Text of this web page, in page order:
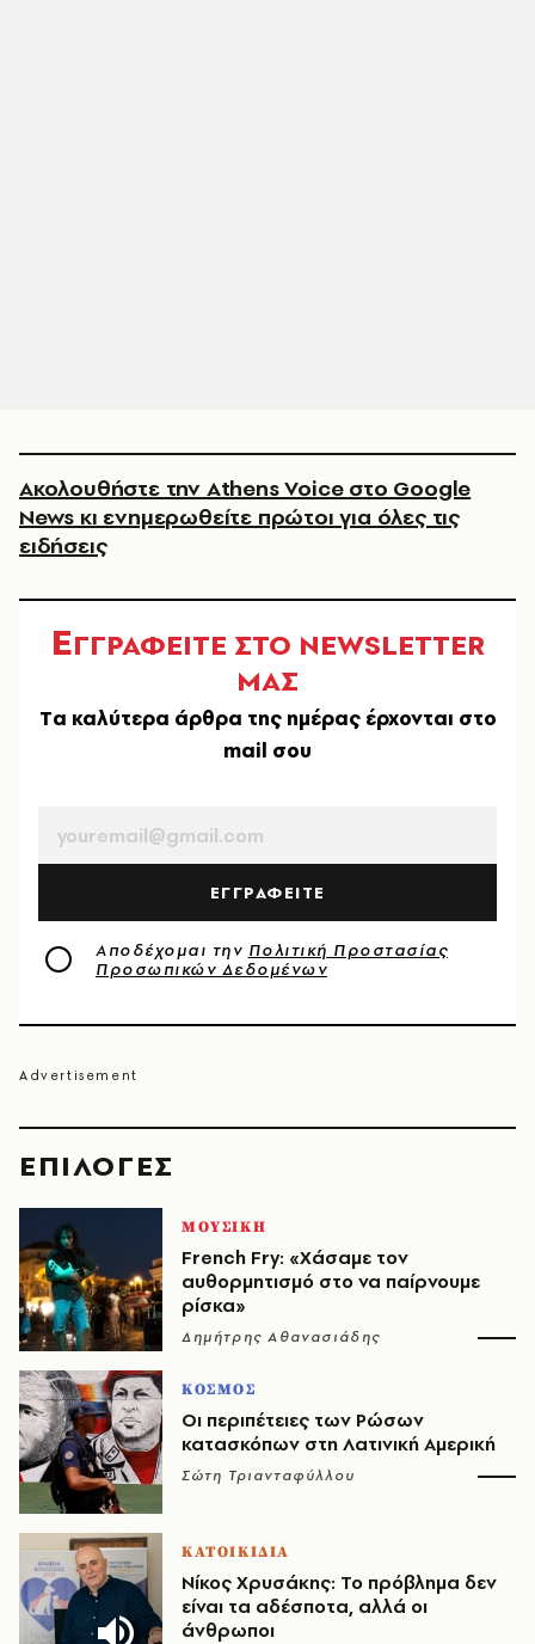
EΠΙΛΟΓΈΣ
ΜΟΥΣΙΚΗ
French Fry: «Χάσαμε τον
αυθορμητισμό στο να παίρνουμε
ρίσκα»
Δημήτρης Αθανασιάδης
ΚΟΣΜΟΣ
Οι περιπέτειες των Ρώσων
κατασκόπων στη Λατινική Αμερική
Σώτη Τριανταφύλλου
ΚΑΤΟΙΚΙΔΙΑ
Νίκος Χρυσάκης: Το πρόβλημα δεν
είναι τα αδέσποτα, αλλά οι
άνθρωποι
Ακολουθήστε την Athens Voice στο Google
News κι ενημερωθείτε πρώτοι για όλες τις
ειδήσεις
ΕΓΓΡΑΦΕΙΤΕ ΣΤΟ NEWSLETTER
ΜΑΣ
Tα καλύτερα άρθρα της ημέρας έρχονται στο
mail σου
ΕΓΓΡΑΦΕΙΤΕ
Αποδέχομαι την Πολιτική Προστασίας
Προσωπικών Δεδομένων